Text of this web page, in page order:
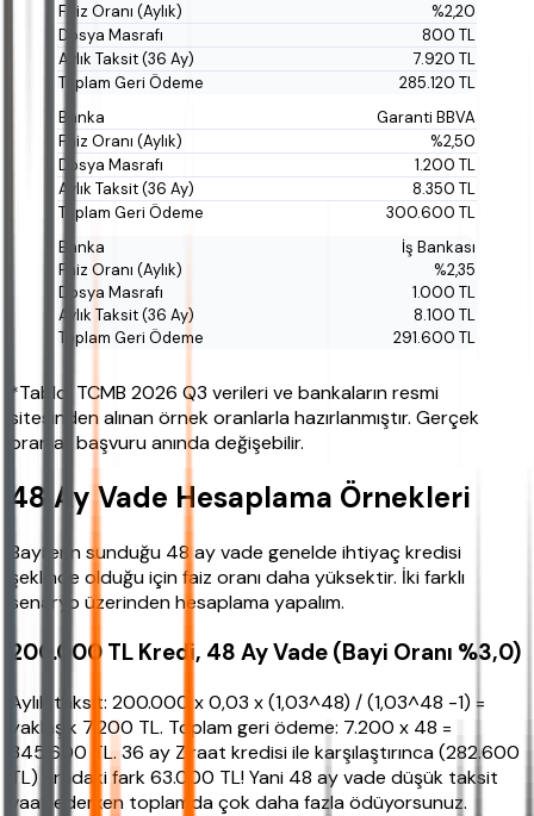
%2,20
800 TL
7.920 TL
285.120 TL
Garanti BBVA
%2,50
1.200 TL
8.350 TL
300.600 TL
İş Bankası
%2,35
1.000 TL
8.100 TL
291.600 TL
*Tablo, TCMB 2026 Q3 verileri ve bankaların resmi
sitesinden alınan örnek oranlarla hazırlanmıştır. Gerçek
oranlar başvuru anında değişebilir.
48 Ay Vade Hesaplama Örnekleri
Bayilerin sunduğu 48 ay vade genelde ihtiyaç kredisi
şeklinde olduğu için faiz oranı daha yüksektir. İki farklı
senaryo üzerinden hesaplama yapalım.
200.000 TL Kredi, 48 Ay Vade (Bayi Oranı %3,0)
Aylık taksit: 200.000 x 0,03 x (1,03^48) / (1,03^48 -1) =
yaklaşık 7.200 TL. Toplam geri ödeme: 7.200 x 48 =
345.600 TL. 36 ay Ziraat kredisi ile karşılaştırınca (282.600
TL) aradaki fark 63.000 TL! Yani 48 ay vade düşük taksit
vaat ederken toplamda çok daha fazla ödüyorsunuz.